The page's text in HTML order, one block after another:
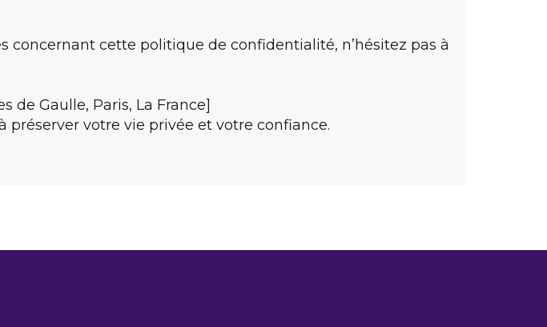
concernant cette politique de confidentialité, n’hésitez pas à
de Gaulle, Paris, La France]
préserver votre vie privée et votre confiance.